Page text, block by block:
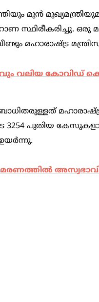
മുന്‍
സ്ഥിരീകരിച്ചു.
മഹാരാഷ്ട്ര
വലിയ കോവിഡ്
3254 പുതിയ
മരണത്തില്‍